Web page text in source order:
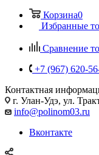
Корзина0
Избранные
Сравнение
+7 (967) 620-
Контактная
г. Улан-Удэ, ул.
info@polinom03.ru
Вконтакте